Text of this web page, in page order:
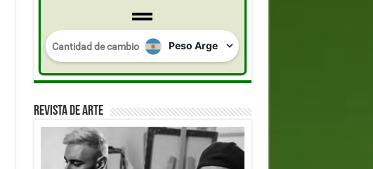
REVISTA DE ARTE